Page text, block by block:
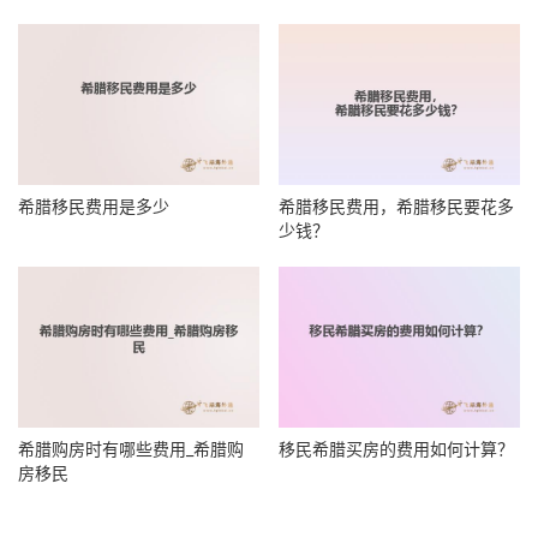
希腊移民费用是多少
希腊移民费用，希腊移民要花多
少钱？
希腊购房时有哪些费用_希腊购
房移民
移民希腊买房的费用如何计算？